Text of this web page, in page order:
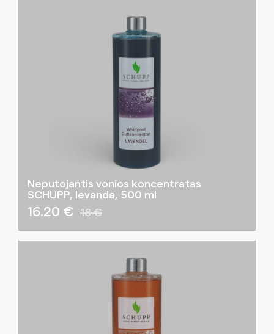
Neputojantis vonios koncentratas
SCHUPP, levanda, 500 ml
16.20 € 18 €